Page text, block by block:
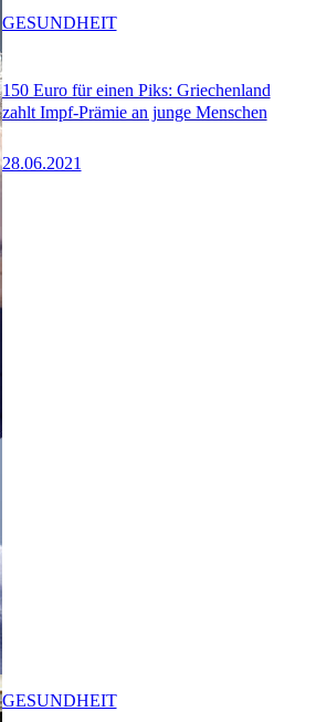
150 Euro für einen Piks: Griechenland
zahlt Impf-Prämie an junge Menschen
28.06.2021
GESUNDHEIT
GESUNDHEIT